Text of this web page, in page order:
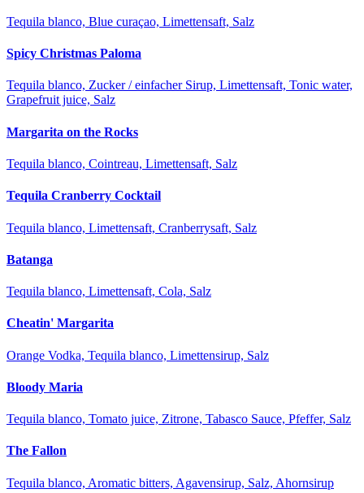
Tequila blanco, Blue curaçao, Limettensaft, Salz
Spicy Christmas Paloma
Tequila blanco, Zucker / einfacher Sirup, Limettensaft, Tonic water,
Grapefruit juice, Salz
Margarita on the Rocks
Tequila blanco, Cointreau, Limettensaft, Salz
Tequila Cranberry Cocktail
Tequila blanco, Limettensaft, Cranberrysaft, Salz
Batanga
Tequila blanco, Limettensaft, Cola, Salz
Cheatin' Margarita
Orange Vodka, Tequila blanco, Limettensirup, Salz
Bloody Maria
Tequila blanco, Tomato juice, Zitrone, Tabasco Sauce, Pfeffer, Salz
The Fallon
Tequila blanco, Aromatic bitters, Agavensirup, Salz, Ahornsirup